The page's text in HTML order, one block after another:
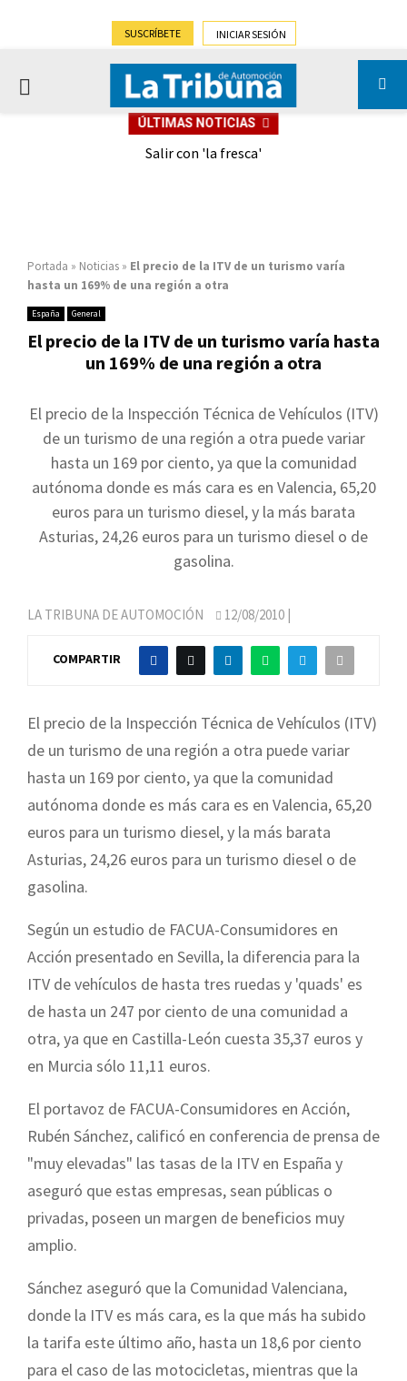
SUSCRÍBETE INICIAR SESIÓN
PRIMARY
ÚLTIMAS NOTICIAS
Salir con 'la fresca'
Portada » Noticias » El precio de la ITV de un turismo varía
hasta un 169% de una región a otra
España General
El precio de la ITV de un turismo varía hasta
un 169% de una región a otra
El precio de la Inspección Técnica de Vehículos (ITV)
de un turismo de una región a otra puede variar
hasta un 169 por ciento, ya que la comunidad
autónoma donde es más cara es en Valencia, 65,20
euros para un turismo diesel, y la más barata
Asturias, 24,26 euros para un turismo diesel o de
gasolina.
LA TRIBUNA DE AUTOMOCIÓN 12/08/2010 |
COMPARTIR
El precio de la Inspección Técnica de Vehículos (ITV)
de un turismo de una región a otra puede variar
hasta un 169 por ciento, ya que la comunidad
autónoma donde es más cara es en Valencia, 65,20
euros para un turismo diesel, y la más barata
Asturias, 24,26 euros para un turismo diesel o de
gasolina.
Según un estudio de FACUA-Consumidores en
Acción presentado en Sevilla, la diferencia para la
ITV de vehículos de hasta tres ruedas y 'quads' es
de hasta un 247 por ciento de una comunidad a
otra, ya que en Castilla-León cuesta 35,37 euros y
en Murcia sólo 11,11 euros.
El portavoz de FACUA-Consumidores en Acción,
Rubén Sánchez, calificó en conferencia de prensa de
"muy elevadas" las tasas de la ITV en España y
aseguró que estas empresas, sean públicas o
privadas, poseen un margen de beneficios muy
amplio.
Sánchez aseguró que la Comunidad Valenciana,
donde la ITV es más cara, es la que más ha subido
la tarifa este último año, hasta un 18,6 por ciento
para el caso de las motocicletas, mientras que la